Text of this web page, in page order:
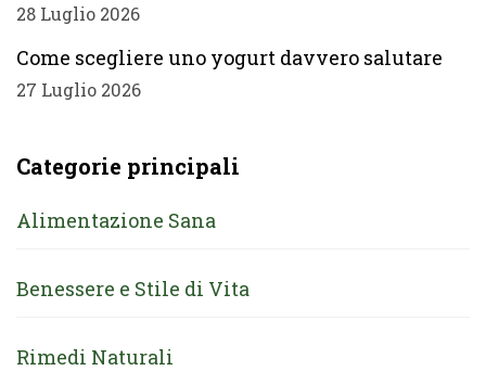
28 Luglio 2026
Come scegliere uno yogurt davvero salutare
27 Luglio 2026
Categorie principali
Alimentazione Sana
Benessere e Stile di Vita
Rimedi Naturali